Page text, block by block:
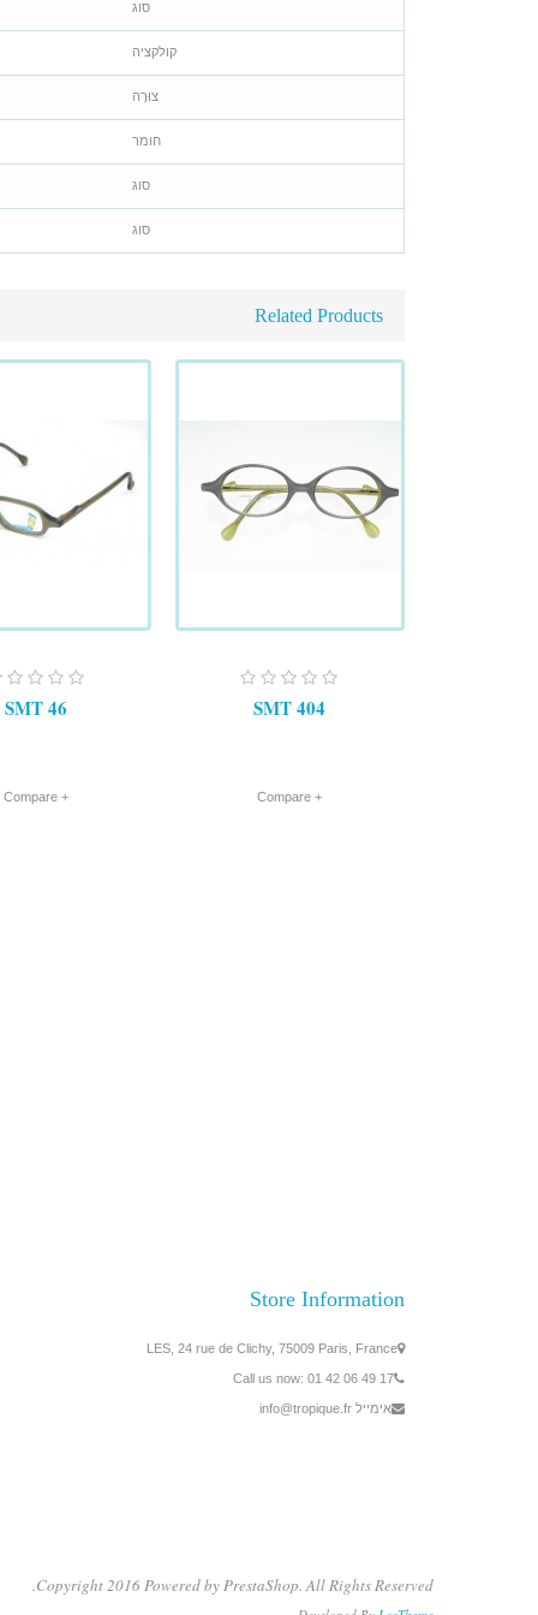
סוג
קולקציה
צוּרָה
חומר
סוג
סוג
Related Products
SMT 404
+ Compare
SMT 46
+ Compare
Store Information
LES, 24 rue de Clichy, 75009 Paris, France
Call us now: 01 42 06 49 17
אימייל info@tropique.fr
Copyright 2016 Powered by PrestaShop. All Rights Reserved.